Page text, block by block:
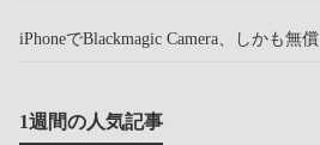
iPhoneでBlackmagic Camera、しかも無償
1週間の人気記事